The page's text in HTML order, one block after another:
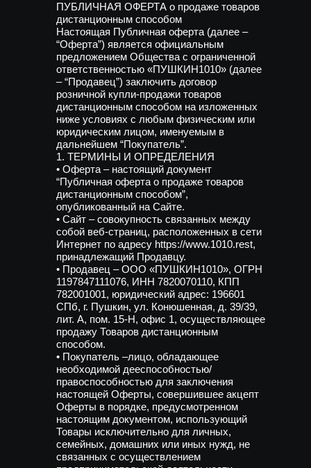
стол
ПУБЛИЧНАЯ ОФЕРТА о продаже товаров
дистанционным способом
Настоящая Публичная оферта (далее –
“Оферта”) является официальным
предложением Общества с ограниченной
ответственностью «ПУШКИН1010» (далее
– “Продавец”) заключить договор
розничной купли-продажи товаров
дистанционным способом на изложенных
ниже условиях с любым физическим или
юридическим лицом, именуемым в
дальнейшем “Покупатель”.
1. ТЕРМИНЫ И ОПРЕДЕЛЕНИЯ
• Оферта – настоящий документ
“Публичная оферта о продаже товаров
дистанционным способом”,
опубликованный на Сайте.
• Сайт – совокупность связанных между
собой веб-страниц, расположенных в сети
Интернет по адресу https://www.1010.rest,
принадлежащий Продавцу.
• Продавец – ООО «ПУШКИН1010», ОГРН
1197847111076, ИНН 7820070110, КПП
782001001, юридический адрес: 196601
СПб, г. Пушкин, ул. Конюшенная, д. 39/39,
лит. А, пом. 15-Н, офис 1, осуществляющее
продажу Товаров дистанционным
способом.
• Покупатель –лицо, обладающее
необходимой дееспособностью/
правоспособностью для заключения
настоящей Оферты, совершившее акцепт
Оферты в порядке, предусмотренном
настоящим документом, использующий
Товары исключительно для личных,
семейных, домашних или иных нужд, не
связанных с осуществлением